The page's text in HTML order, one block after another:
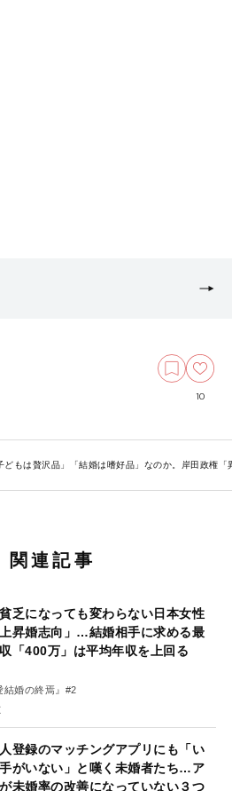
10
どもは贅沢品」「結婚は嗜好品」なのか。岸田政権
関連記事
乏になっても変わらない日本女性
昇婚志向」…結婚相手に求める最
「400万」は平均年収を上回る
結婚の終焉』#2
登録のマッチングアプリにも「い
がいない」と嘆く未婚者たち…ア
未婚率の改善になっていない３つ